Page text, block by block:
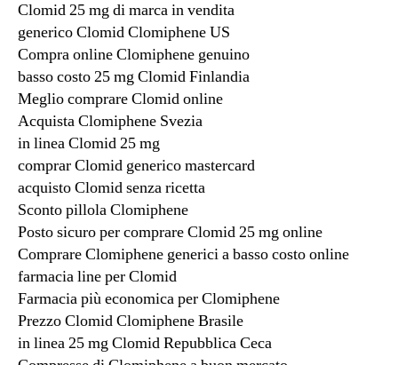
Clomid 25 mg di marca in vendita
generico Clomid Clomiphene US
Compra online Clomiphene genuino
basso costo 25 mg Clomid Finlandia
Meglio comprare Clomid online
Acquista Clomiphene Svezia
in linea Clomid 25 mg
comprar Clomid generico mastercard
acquisto Clomid senza ricetta
Sconto pillola Clomiphene
Posto sicuro per comprare Clomid 25 mg online
Comprare Clomiphene generici a basso costo online
farmacia line per Clomid
Farmacia più economica per Clomiphene
Prezzo Clomid Clomiphene Brasile
in linea 25 mg Clomid Repubblica Ceca